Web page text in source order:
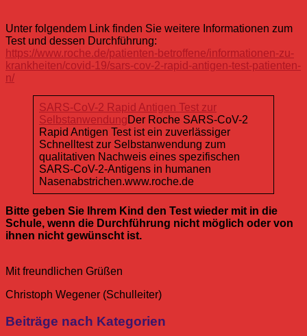
Unter folgendem Link finden Sie weitere Informationen zum
Test und dessen Durchführung:
https://www.roche.de/patienten-betroffene/informationen-zu-
krankheiten/covid-19/sars-cov-2-rapid-antigen-test-patienten-
n/
SARS-CoV-2 Rapid Antigen Test zur
SelbstanwendungDer Roche SARS-CoV-2
Rapid Antigen Test ist ein zuverlässiger
Schnelltest zur Selbstanwendung zum
qualitativen Nachweis eines spezifischen
SARS-CoV-2-Antigens in humanen
Nasenabstrichen.www.roche.de
Bitte geben Sie Ihrem Kind den Test wieder mit in die
Schule, wenn die Durchführung nicht möglich oder von
ihnen nicht gewünscht ist.
Mit freundlichen Grüßen
Christoph Wegener (Schulleiter)
Corona
CoronaElternElternbriefSchnelltest
Beiträge nach Kategorien